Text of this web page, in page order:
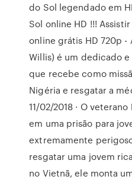
do Sol legendado em
Sol online HD !!!
online grátis HD 720p -
Willis) é um dedicado
que recebe como
Nigéria e resgatar a
11/02/2018 · O
em uma prisão para
extremamente
resgatar uma jovem
no Vietnã, ele monta